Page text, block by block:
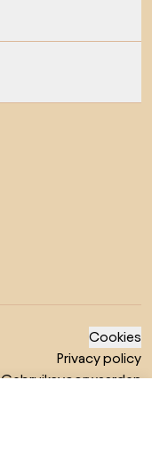
Cookies
Privacy policy
Gebruiksvoorwaarden